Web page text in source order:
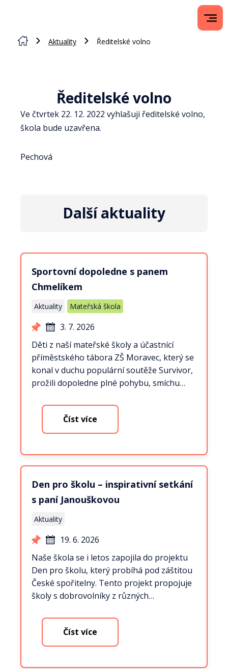
Aktuality Ředitelské volno
Ředitelské volno
Ve čtvrtek 22. 12. 2022 vyhlašuji ředitelské volno,
škola bude uzavřena.
Pechová
Další aktuality
Sportovní dopoledne s panem
Chmelíkem
Aktuality Mateřská škola
3. 7. 2026
Děti z naší mateřské školy a účastnící
příměstského tábora ZŠ Moravec, který se
konal v duchu populární soutěže Survivor,
prožili dopoledne plné pohybu, smíchu…
Číst více
Den pro školu – inspirativní setkání
s paní Janouškovou
Aktuality
19. 6. 2026
Naše škola se i letos zapojila do projektu
Den pro školu, který probíhá pod záštitou
České spořitelny. Tento projekt propojuje
školy s dobrovolníky z různých…
Číst více